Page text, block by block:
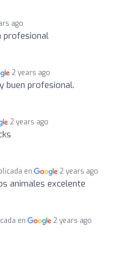
ago
profesional
2 years ago
buen profesional.
2 years ago
en 2 years ago
animales excelente
en 2 years ago